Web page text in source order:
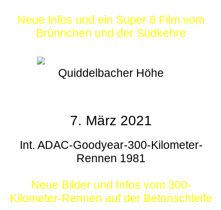
Neue Infos und ein Super 8 Film vom
Brünnchen und der Südkehre
Quiddelbacher Höhe
7. März 2021
Int. ADAC-Goodyear-300-Kilometer-
Rennen 1981
Neue Bilder und Infos vom 300-
Kilometer-Rennen auf der Betonschleife